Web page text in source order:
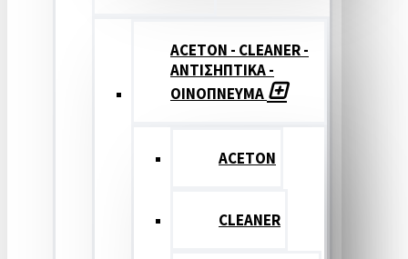
ACETON - CLEANER -
ΑΝΤΙΣΗΠΤΙΚΑ -
ΟΙΝΟΠΝΕΥΜΑ
ACETON
CLEANER